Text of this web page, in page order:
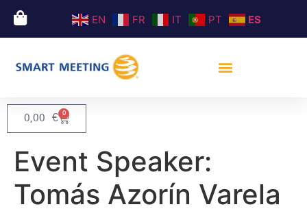
EN FR IT PT ES
0,00 € 0
Event Speaker:
Tomás Azorín Varela